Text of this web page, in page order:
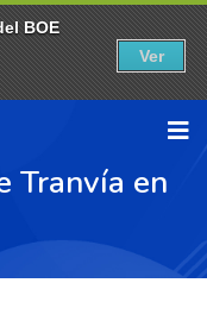
Tranvía en
BOE
Ver